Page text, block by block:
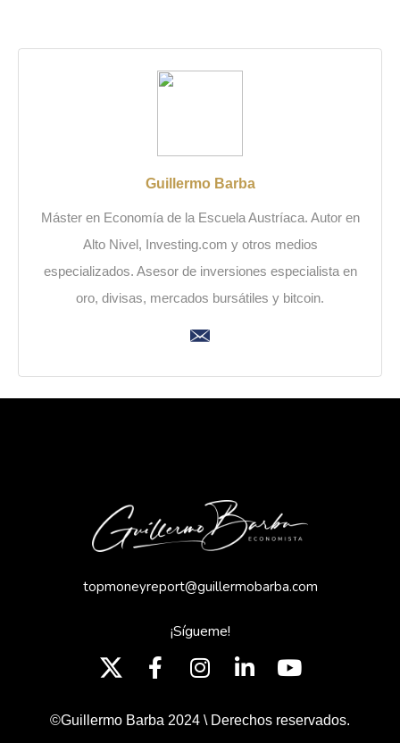
Guillermo Barba
Máster en Economía de la Escuela Austríaca. Autor en
Alto Nivel, Investing.com y otros medios
especializados. Asesor de inversiones especialista en
oro, divisas, mercados bursátiles y bitcoin.
topmoneyreport@guillermobarba.com
¡Sígueme!
©Guillermo Barba 2024 \ Derechos reservados.